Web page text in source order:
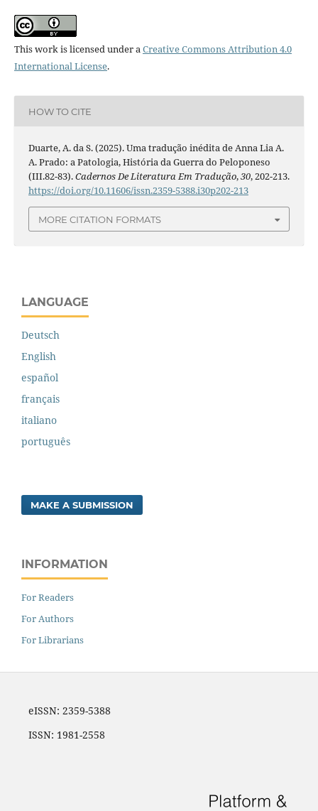
This work is licensed under aCreative Commons Attribution 4.0
International License.
HOW TO CITE
Duarte, A. da S. (2025). Uma tradução inédita de Anna Lia A.
A. Prado: a Patologia, História da Guerra do Peloponeso
(III.82-83).Cadernos De Literatura Em Tradução,30, 202-213.
https://doi.org/10.11606/issn.2359-5388.i30p202-213
MORE CITATION FORMATS
LANGUAGE
Deutsch
English
español
français
italiano
português
MAKE A SUBMISSION
INFORMATION
For Readers
For Authors
For Librarians
eISSN: 2359-5388
ISSN: 1981-2558